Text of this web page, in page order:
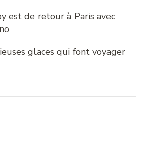
est de retour à Paris avec
glaces qui font voyager